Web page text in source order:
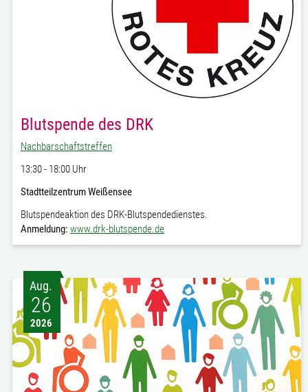
Blutspende des DRK
Nachbarschaftstreffen
13:30 - 18:00 Uhr
Stadtteilzentrum Weißensee
Blutspendeaktion des DRK-Blutspendedienstes.
Anmeldung: www.drk-blutspende.de
Aug.
26
2026